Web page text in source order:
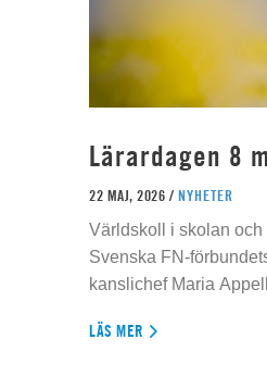
Lärardagen 8
22 MAJ, 2026 / NYHETER
Världskoll i skolan
Svenska FN-
kanslichef Maria
LÄS MER